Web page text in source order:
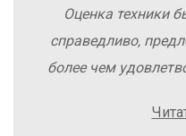
Оценка техники
справедливо,
более чем
осложнений.